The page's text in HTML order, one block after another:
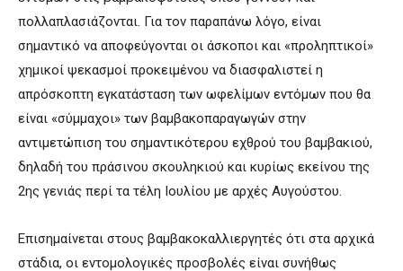
πολλαπλασιάζονται. Για τον παραπάνω λόγο, είναι
σημαντικό να αποφεύγονται οι άσκοποι και «προληπτικοί»
χημικοί ψεκασμοί προκειμένου να διασφαλιστεί η
απρόσκοπτη εγκατάσταση των ωφελίμων εντόμων που θα
είναι «σύμμαχοι» των βαμβακοπαραγωγών στην
αντιμετώπιση του σημαντικότερου εχθρού του βαμβακιού,
δηλαδή του πράσινου σκουληκιού και κυρίως εκείνου της
2ης γενιάς περί τα τέλη Ιουλίου με αρχές Αυγούστου.
Επισημαίνεται στους βαμβακοκαλλιεργητές ότι στα αρχικά
στάδια, οι εντομολογικές προσβολές είναι συνήθως